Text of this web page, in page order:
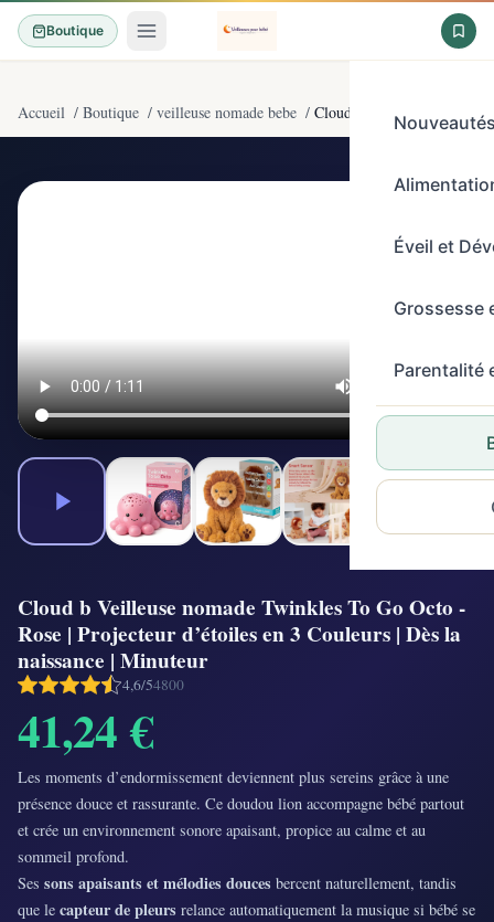
Boutique
Éveil et
Grossesse
Parentalité
Accueil / Boutique / veilleuse nomade bebe / Cloud b Veilleuse nomade
Cloud b Veilleuse nomade Twinkles To Go Octo -
Rose | Projecteur d’étoiles en 3 Couleurs | Dès la
naissance | Minuteur
4,6/54800
41,24 €
Les moments d’endormissement deviennent plus sereins grâce à une
présence douce et rassurante. Ce doudou lion accompagne bébé partout
et crée un environnement sonore apaisant, propice au calme et au
sommeil profond.
Ses sons apaisants et mélodies douces bercent naturellement, tandis
que le capteur de pleurs relance automatiquement la musique si bébé se